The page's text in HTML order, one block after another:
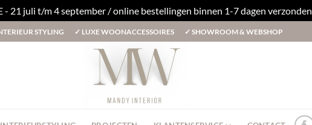
- 21 juli t/m 4 september / online bestellingen binnen 1-7 dagen verzonden
STYLING ✓ LUXE WOONACCESSOIRES ✓ SHOWROOM & WEBSHOP